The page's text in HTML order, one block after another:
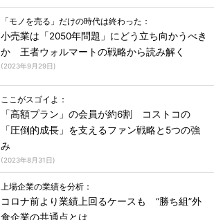
「モノを売る」だけの時代は終わった：
小売業は「2050年問題」にどう立ち向かうべき
か 王者ウォルマートの戦略から読み解く
(2023年9月29日)
ここがスゴイよ：
「高額プラン」の会員が約6割 コストコの
「圧倒的成長」を支えるファン戦略と5つの強
み
(2023年8月31日)
上場企業の業績を分析：
コロナ前より業績上回るケースも “勝ち組”外
食企業の共通点とは